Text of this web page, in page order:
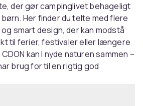
der gør campinglivet behageligt
Her finder du telte med flere
smart design, der kan modstå
til ferier, festivaler eller længere
kan I nyde naturen sammen –
brug for til en rigtig god